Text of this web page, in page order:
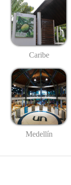
Caribe
Medellín